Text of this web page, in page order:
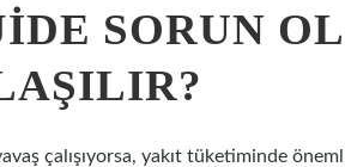
SORUN
çalışıyorsa, yakıt tüketiminde